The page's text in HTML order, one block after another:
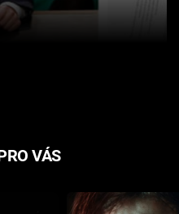
VÁS